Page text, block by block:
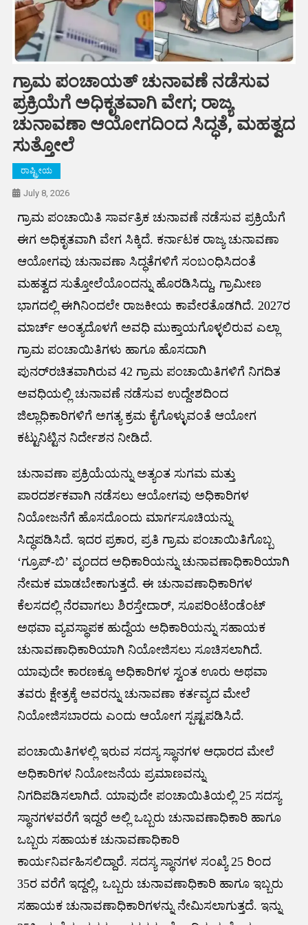
ಗ್ರಾಮ ಪಂಚಾಯತ್ ಚುನಾವಣೆ ನಡೆಸುವ
ಪ್ರಕ್ರಿಯೆಗೆ ಅಧಿಕೃತವಾಗಿ ವೇಗ; ರಾಜ್ಯ
ಚುನಾವಣಾ ಆಯೋಗದಿಂದ ಸಿದ್ಧತೆ, ಮಹತ್ವದ
ಸುತ್ತೋಲೆ
ರಾಷ್ಟ್ರೀಯ
July 8, 2026
ಗ್ರಾಮ ಪಂಚಾಯಿತಿ ಸಾರ್ವತ್ರಿಕ ಚುನಾವಣೆ ನಡೆಸುವ ಪ್ರಕ್ರಿಯೆಗೆ
ಈಗ ಅಧಿಕೃತವಾಗಿ ವೇಗ ಸಿಕ್ಕಿದೆ. ಕರ್ನಾಟಕ ರಾಜ್ಯ ಚುನಾವಣಾ
ಆಯೋಗವು ಚುನಾವಣಾ ಸಿದ್ಧತೆಗಳಿಗೆ ಸಂಬಂಧಿಸಿದಂತೆ
ಮಹತ್ವದ ಸುತ್ತೋಲೆಯೊಂದನ್ನು ಹೊರಡಿಸಿದ್ದು, ಗ್ರಾಮೀಣ
ಭಾಗದಲ್ಲಿ ಈಗಿನಿಂದಲೇ ರಾಜಕೀಯ ಕಾವೇರತೊಡಗಿದೆ. 2027ರ
ಮಾರ್ಚ್ ಅಂತ್ಯದೊಳಗೆ ಅವಧಿ ಮುಕ್ತಾಯಗೊಳ್ಳಲಿರುವ ಎಲ್ಲಾ
ಗ್ರಾಮ ಪಂಚಾಯಿತಿಗಳು ಹಾಗೂ ಹೊಸದಾಗಿ
ಪುನರ್‌ರಚಿತವಾಗಿರುವ 42 ಗ್ರಾಮ ಪಂಚಾಯಿತಿಗಳಿಗೆ ನಿಗದಿತ
ಅವಧಿಯಲ್ಲಿ ಚುನಾವಣೆ ನಡೆಸುವ ಉದ್ದೇಶದಿಂದ
ಜಿಲ್ಲಾಧಿಕಾರಿಗಳಿಗೆ ಅಗತ್ಯ ಕ್ರಮ ಕೈಗೊಳ್ಳುವಂತೆ ಆಯೋಗ
ಕಟ್ಟುನಿಟ್ಟಿನ ನಿರ್ದೇಶನ ನೀಡಿದೆ.
ಚುನಾವಣಾ ಪ್ರಕ್ರಿಯೆಯನ್ನು ಅತ್ಯಂತ ಸುಗಮ ಮತ್ತು
ಪಾರದರ್ಶಕವಾಗಿ ನಡೆಸಲು ಆಯೋಗವು ಅಧಿಕಾರಿಗಳ
ನಿಯೋಜನೆಗೆ ಹೊಸದೊಂದು ಮಾರ್ಗಸೂಚಿಯನ್ನು
ಸಿದ್ಧಪಡಿಸಿದೆ. ಇದರ ಪ್ರಕಾರ, ಪ್ರತಿ ಗ್ರಾಮ ಪಂಚಾಯಿತಿಗೊಬ್ಬ
‘ಗ್ರೂಪ್-ಬಿ’ ವೃಂದದ ಅಧಿಕಾರಿಯನ್ನು ಚುನಾವಣಾಧಿಕಾರಿಯಾಗಿ
ನೇಮಕ ಮಾಡಬೇಕಾಗುತ್ತದೆ. ಈ ಚುನಾವಣಾಧಿಕಾರಿಗಳ
ಕೆಲಸದಲ್ಲಿ ನೆರವಾಗಲು ಶಿರಸ್ತೇದಾರ್, ಸೂಪರಿಂಟೆಂಡೆಂಟ್
ಅಥವಾ ವ್ಯವಸ್ಥಾಪಕ ಹುದ್ದೆಯ ಅಧಿಕಾರಿಯನ್ನು ಸಹಾಯಕ
ಚುನಾವಣಾಧಿಕಾರಿಯಾಗಿ ನಿಯೋಜಿಸಲು ಸೂಚಿಸಲಾಗಿದೆ.
ಯಾವುದೇ ಕಾರಣಕ್ಕೂ ಅಧಿಕಾರಿಗಳ ಸ್ವಂತ ಊರು ಅಥವಾ
ತವರು ಕ್ಷೇತ್ರಕ್ಕೆ ಅವರನ್ನು ಚುನಾವಣಾ ಕರ್ತವ್ಯದ ಮೇಲೆ
ನಿಯೋಜಿಸಬಾರದು ಎಂದು ಆಯೋಗ ಸ್ಪಷ್ಟಪಡಿಸಿದೆ.
ಪಂಚಾಯಿತಿಗಳಲ್ಲಿ ಇರುವ ಸದಸ್ಯ ಸ್ಥಾನಗಳ ಆಧಾರದ ಮೇಲೆ
ಅಧಿಕಾರಿಗಳ ನಿಯೋಜನೆಯ ಪ್ರಮಾಣವನ್ನು
ನಿಗದಿಪಡಿಸಲಾಗಿದೆ. ಯಾವುದೇ ಪಂಚಾಯಿತಿಯಲ್ಲಿ 25 ಸದಸ್ಯ
ಸ್ಥಾನಗಳವರೆಗೆ ಇದ್ದರೆ ಅಲ್ಲಿ ಒಬ್ಬರು ಚುನಾವಣಾಧಿಕಾರಿ ಹಾಗೂ
ಒಬ್ಬರು ಸಹಾಯಕ ಚುನಾವಣಾಧಿಕಾರಿ
ಕಾರ್ಯನಿರ್ವಹಿಸಲಿದ್ದಾರೆ. ಸದಸ್ಯ ಸ್ಥಾನಗಳ ಸಂಖ್ಯೆ 25 ರಿಂದ
35ರ ವರೆಗೆ ಇದ್ದಲ್ಲಿ, ಒಬ್ಬರು ಚುನಾವಣಾಧಿಕಾರಿ ಹಾಗೂ ಇಬ್ಬರು
ಸಹಾಯಕ ಚುನಾವಣಾಧಿಕಾರಿಗಳನ್ನು ನೇಮಿಸಲಾಗುತ್ತದೆ. ಇನ್ನು